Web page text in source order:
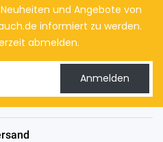
und Angebote von
informiert zu werden.
abmelden.
Anmelden